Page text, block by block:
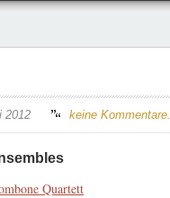
2012 keine Kommentare.
Quartett